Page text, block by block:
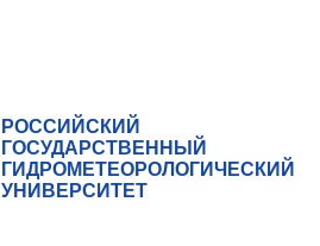
РОССИЙСКИЙ
ГОСУДАРСТВЕННЫЙ
ГИДРОМЕТЕОРОЛОГИЧЕСКИЙ
УНИВЕРСИТЕТ